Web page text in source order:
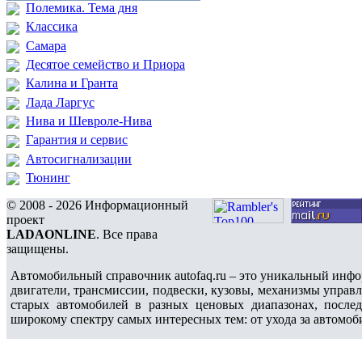
Полемика. Тема дня
Классика
Самара
Десятое семейство и Приора
Калина и Гранта
Лада Ларгус
Нива и Шевроле-Нива
Гарантия и сервис
Автосигнализации
Тюнинг
© 2008 - 2026 Информационный
проект
LADAONLINE. Все права
защищены.
Автомобильный справочник autofaq.ru – это уникальный
двигатели, трансмиссии, подвески, кузовы, механизмы
старых автомобилей в разных ценовых диапазонах,
широкому спектру самых интересных тем: от ухода за